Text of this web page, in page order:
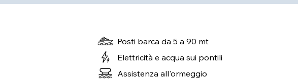
Posti barca da 5 a 90 mt
Elettricità e acqua sui pontili
Assistenza all'ormeggio